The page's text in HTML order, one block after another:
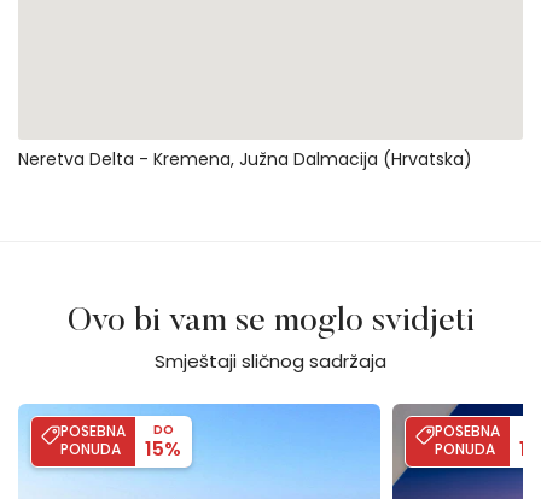
Neretva Delta - Kremena, Južna Dalmacija (Hrvatska)
Ovo bi vam se moglo svidjeti
Smještaji sličnog sadržaja
POSEBNA
PONUDA
DO
15%
Villa Blue
POSEBNA
PONUDA
Villa White Lady